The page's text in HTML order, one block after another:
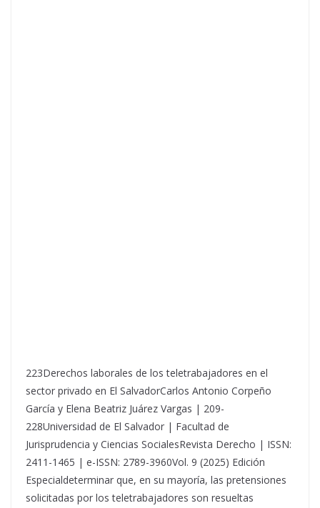
223Derechos laborales de los teletrabajadores en el
sector privado en El SalvadorCarlos Antonio Corpeño
García y Elena Beatriz Juárez Vargas | 209-
228Universidad de El Salvador | Facultad de
Jurisprudencia y Ciencias SocialesRevista Derecho | ISSN:
2411-1465 | e-ISSN: 2789-3960Vol. 9 (2025) Edición
Especialdeterminar que, en su mayoría, las pretensiones
solicitadas por los teletrabajadores son resueltas